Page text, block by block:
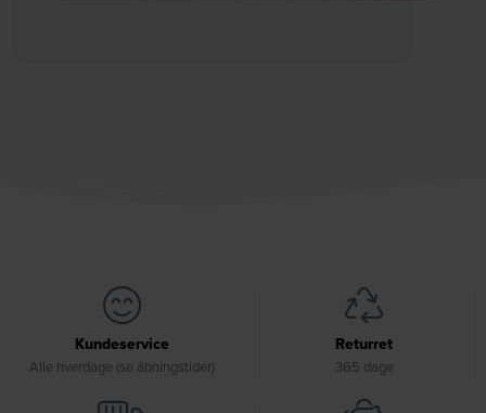
Kundeservice
Alle hverdage (se åbningstider)
Returret
365 dage